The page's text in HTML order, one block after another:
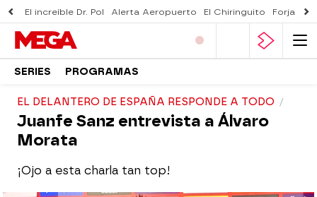
El increíble Dr. Pol Alerta Aeropuerto El Chiringuito Forjado
SERIES PROGRAMAS
EL DELANTERO DE ESPAÑA RESPONDE A TODO
Juanfe Sanz entrevista a Álvaro
Morata
¡Ojo a esta charla tan top!